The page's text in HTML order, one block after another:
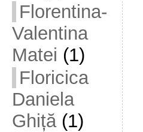
Florentina-
Valentina
Matei (1)
Floricica
Daniela
Ghiță(1)